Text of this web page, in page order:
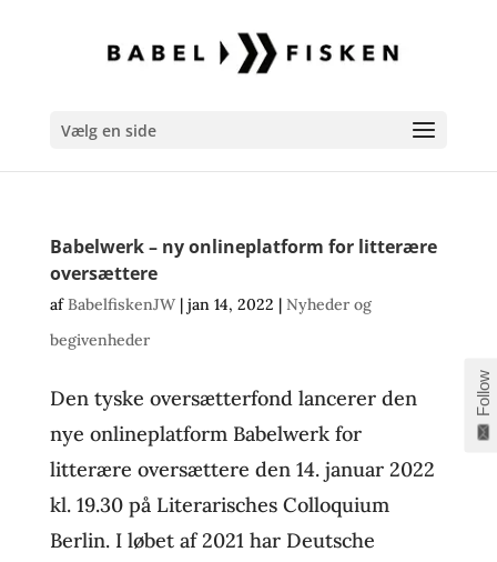
Vælg en side
Babelwerk – ny onlineplatform for litterære
oversættere
afBabelfiskenJW| jan 14, 2022 | Nyheder og
begivenheder
Den tyske oversætterfond lancerer den
nye onlineplatform Babelwerk for
litterære oversættere den 14. januar 2022
kl. 19.30 på Literarisches Colloquium
Berlin. I løbet af 2021 har Deutsche
Follow